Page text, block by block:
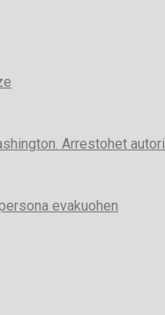
Arrestohet autori
evakuohen